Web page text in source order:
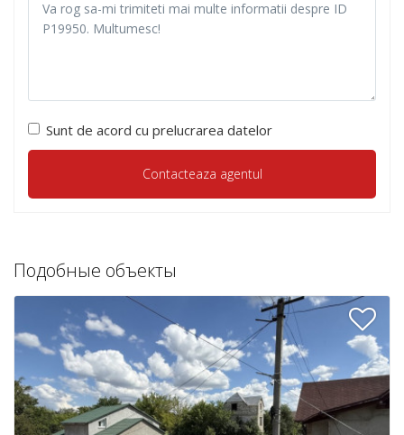
Sunt de acord cu prelucrarea datelor
Подобные объекты